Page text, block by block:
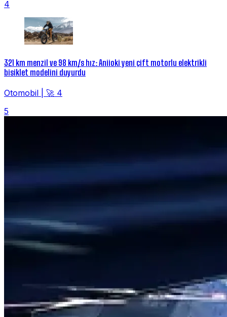
4
321 km menzil ve 98 km/s hız: Aniioki yeni çift motorlu elektrikli
bisiklet modelini duyurdu
Otomobil
🚀 4
5